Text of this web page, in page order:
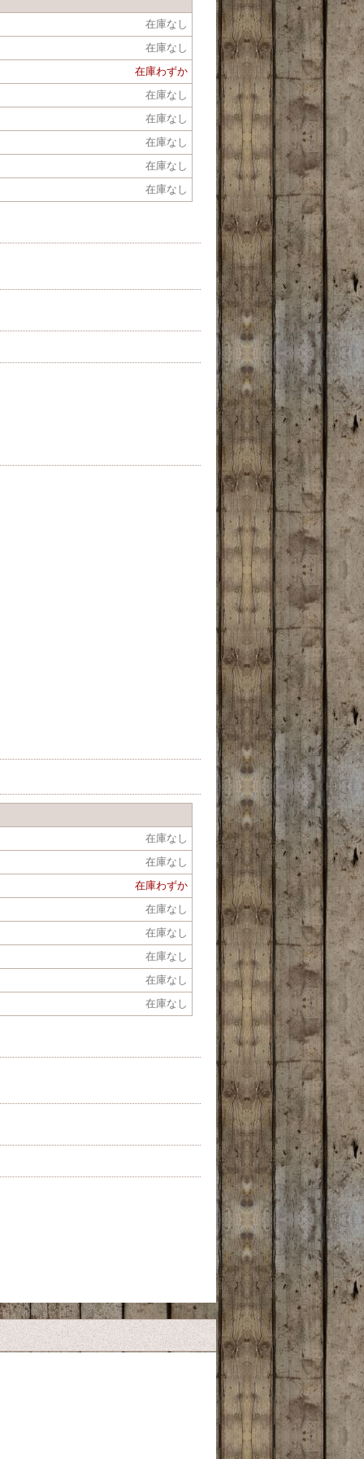
在庫なし
在庫なし
在庫わずか
在庫なし
在庫なし
在庫なし
在庫なし
在庫なし
在庫なし
在庫なし
在庫わずか
在庫なし
在庫なし
在庫なし
在庫なし
在庫なし